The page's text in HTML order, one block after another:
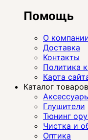
Помощь
О
Доставка
Контакты
Политика
Карта
Каталог товаров
Глушители
Тюнинг
Чистка и
Оптика